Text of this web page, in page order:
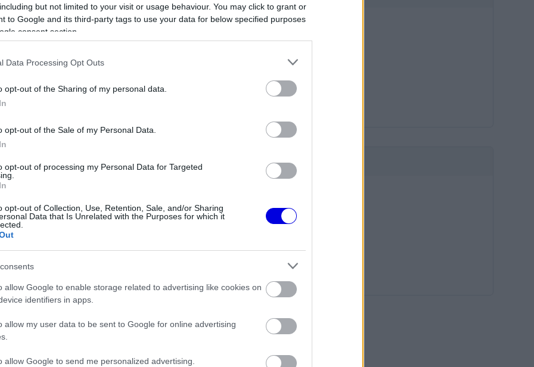
but not limited to your visit or usage behaviour. You may click to grant or
to Google and its third-party tags to use your data for below specified purposes
consent section.
Data Processing Opt Outs
opt-out of the Sharing of my personal data.
opt-out of the Sale of my Personal Data.
opt-out of processing my Personal Data for Targeted
opt-out of Collection, Use, Retention, Sale, and/or Sharing
Data that Is Unrelated with the Purposes for which it
allow Google to enable storage related to advertising like cookies on
identifiers in apps.
allow my user data to be sent to Google for online advertising
allow Google to send me personalized advertising.
ADUO-2 csomag bevezetése a nyári
a Holland vagy az Olasz Nagydíjon
majd, mivel a jelenlegi turbina
jelentős hátrányban voltak a riválisokkal